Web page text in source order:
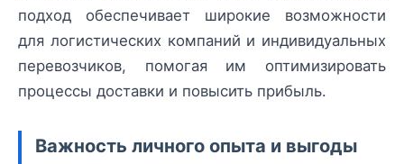
подход обеспечивает широкие возможности
для логистических компаний и индивидуальных
перевозчиков, помогая им оптимизировать
процессы доставки и повысить прибыль.
Важность личного опыта и выгоды